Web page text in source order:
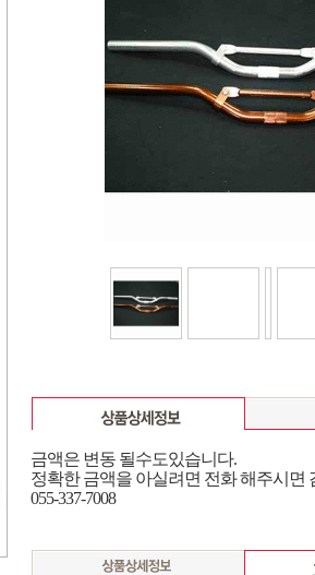
금액은 변동 될수도있습니다.
정확한 금액을 아실려면 전화 해주시면
055-337-7008